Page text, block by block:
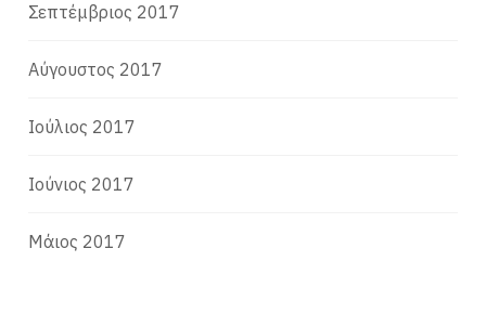
Σεπτέμβριος 2017
Αύγουστος 2017
Ιούλιος 2017
Ιούνιος 2017
Μάιος 2017